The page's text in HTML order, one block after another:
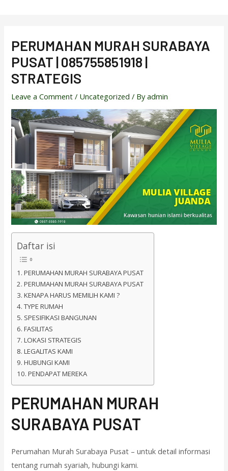
PERUMAHAN MURAH SURABAYA
PUSAT | 085755851918 |
STRATEGIS
Leave a Comment / Uncategorized / Byadmin
Daftar isi
PERUMAHAN MURAH SURABAYA PUSAT
PERUMAHAN MURAH SURABAYA PUSAT
KENAPA HARUS MEMILIH KAMI ?
TYPE RUMAH
SPESIFIKASI BANGUNAN
FASILITAS
LOKASI STRATEGIS
LEGALITAS KAMI
HUBUNGI KAMI
PENDAPAT MEREKA
PERUMAHAN MURAH
SURABAYA PUSAT
Perumahan Murah Surabaya Pusat – untuk detail informasi
tentang rumah syariah, hubungi kami.